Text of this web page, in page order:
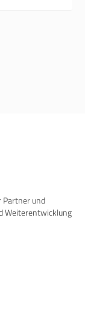
Partner und
Weiterentwicklung